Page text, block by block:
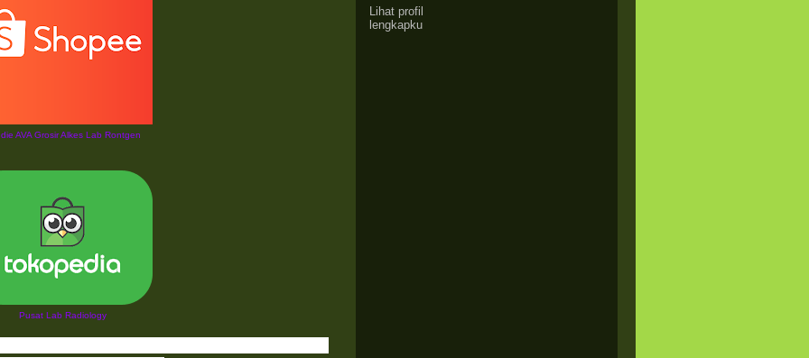
AVA Grosir Alkes Lab Rontgen
Pusat Lab Radiology
Lihat profil
lengkapku